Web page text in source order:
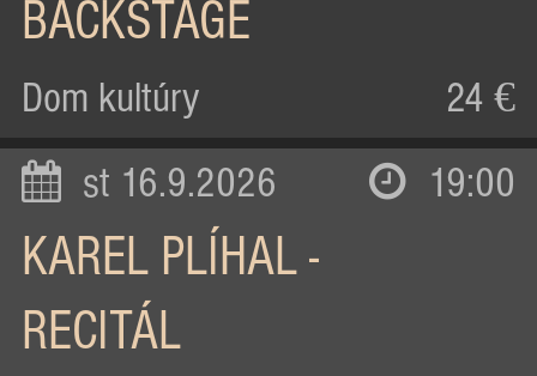
BACKSTAGE
Dom kultúry 24 €
st 16.9.2026 19:00
KAREL PLÍHAL -
RECITÁL